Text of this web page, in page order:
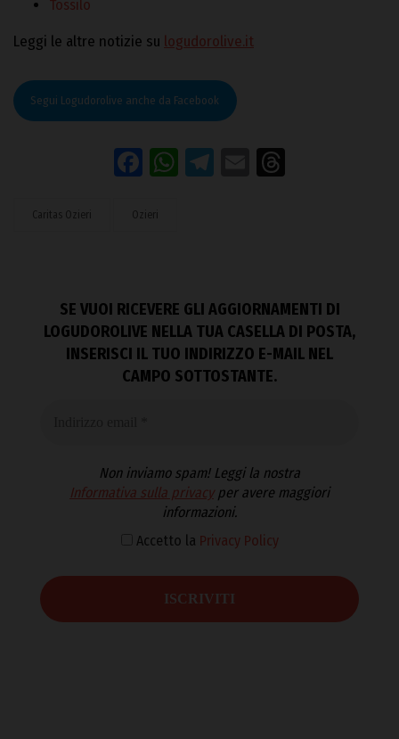
Tossilo
Leggi le altre notizie su logudorolive.it
Segui Logudorolive anche da Facebook
Facebook
WhatsApp
Telegram
Email
Caritas Ozieri Ozieri
SE VUOI RICEVERE GLI AGGIORNAMENTI DI
LOGUDOROLIVE NELLA TUA CASELLA DI POSTA,
INSERISCI IL TUO INDIRIZZO E-MAIL NEL
CAMPO SOTTOSTANTE.
Non inviamo spam! Leggi la nostra
Informativa sulla privacyper avere maggiori
informazioni.
Accetto la Privacy Policy